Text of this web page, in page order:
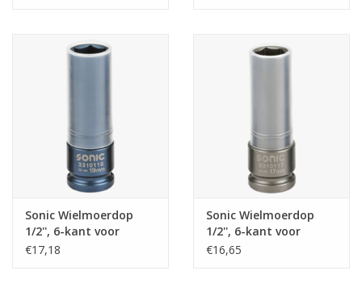
Sonic Wielmoerdop
1/2'', 6-kant voor
aluminium velgen
€17,18
Sonic Wielmoerdop
1/2'', 6-kant voor
aluminium velgen
€16,65